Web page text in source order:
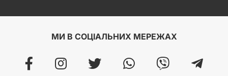
МИ В СОЦІАЛЬНИХ МЕРЕЖАХ